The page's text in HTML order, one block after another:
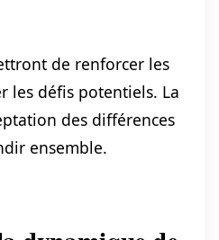
de renforcer les
les défis potentiels. La
des différences
ensemble.